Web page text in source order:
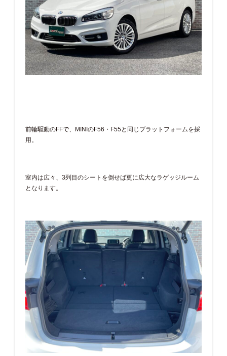
前輪駆動のFFで、MINIのF56・F55と同じブラットフォームを採
用。
室内は広々、3列目のシートを倒せば更に広大なラゲッジルーム
となります。